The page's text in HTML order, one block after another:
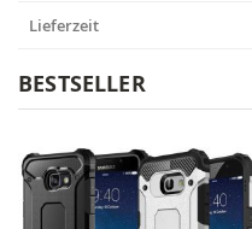
Lieferzeit
BESTSELLER